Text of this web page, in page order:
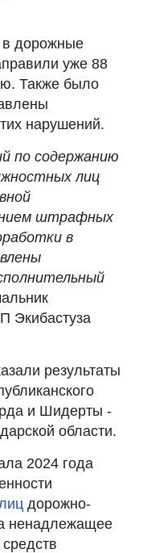
дорожные
уже 88
Также было
нарушений.
по содержанию
лиц
штрафных
в
Экибастуза
результаты
и Шидерты -
области.
2024 года
дорожно-
ненадлежащее